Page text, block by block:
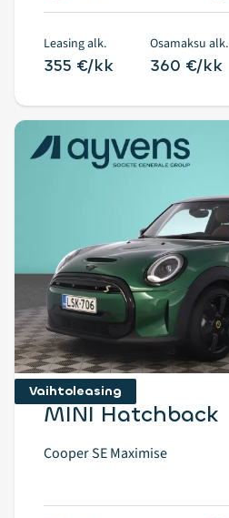
Leasing alk.
355 €/kk
Osamaksu alk.
360 €/kk
Vaihtoleasing
MINI Hatchback
Cooper SE Maximise